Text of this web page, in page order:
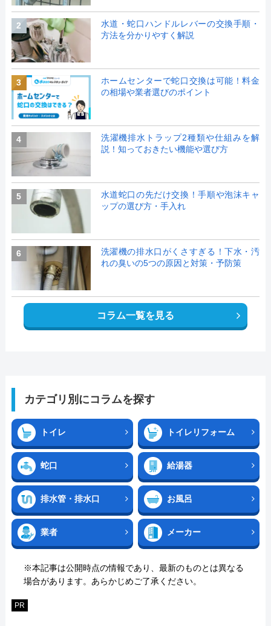
2
水道・蛇口ハンドルレバーの交換手順・
方法を分かりやすく解説
3
ホームセンターで蛇口交換は可能！料金
の相場や業者選びのポイント
4
洗濯機排水トラップ2種類や仕組みを解
説！知っておきたい機能や選び方
5
水道蛇口の先だけ交換！手順や泡沫キャ
ップの選び方・手入れ
6
洗濯機の排水口がくさすぎる！下水・汚
れの臭いの5つの原因と対策・予防策
コラム一覧を見る
カテゴリ別にコラムを探す
トイレ トイレリフォーム
蛇口 給湯器
排水管・排水口 お風呂
業者 メーカー
※本記事は公開時点の情報であり、最新のものとは異なる
場合があります。あらかじめご了承ください。
PR